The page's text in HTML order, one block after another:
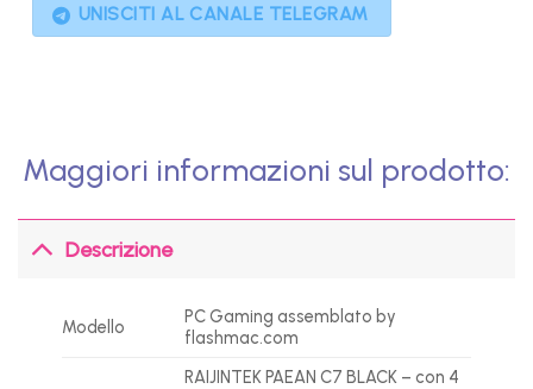
UNISCITI AL CANALE TELEGRAM
Maggiori informazioni sul prodotto:
Descrizione
Modello
PC Gaming assemblato by
flashmac.com
RAIJINTEK PAEAN C7 BLACK – con 4